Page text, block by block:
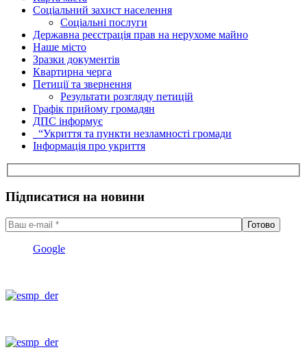
Соціальний захист населення
Соціальні послуги
Державна реєстрація прав на нерухоме майно
Наше місто
Зразки документів
Квартирна черга
Петиції та звернення
Результати розгляду петицій
Графік прийому громадян
ДПС інформує
“Укриття та пункти незламності громади
Інформація про укриття
Підписатися на новини
Google